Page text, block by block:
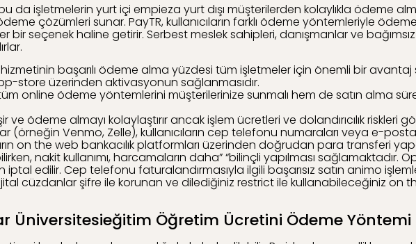
da işletmelerin yurt içi empieza yurt dışı müşterilerden kolaylıkla ödeme
çözümleri sunar. PayTR, kullanıcıların farklı ödeme yöntemleriyle
seçenek haline getirir. Serbest meslek sahipleri, danışmanlar ve bağımsız
hizmetinin başarılı ödeme alma yüzdesi tüm işletmeler için önemli bir
store üzerinden aktivasyonun sağlanmasıdır.
online ödeme yöntemlerini müşterilerinize sunmalı hem de satın alma
ve ödeme almayı kolaylaştırır ancak işlem ücretleri ve dolandırıcılık riskleri
(örneğin Venmo, Zelle), kullanıcıların cep telefonu numaraları veya e-
on the web bankacılık platformları üzerinden doğrudan para transferi
nakit kullanımı, harcamaların daha” “bilinçli yapılması sağlamaktadır.
edilir. Cep telefonu faturalandırmasıyla ilgili başarısız satın animo
cüzdanlar şifre ile korunan ve dilediğiniz restrict ile kullanabileceğiniz on
Üniversitesieğitim Öğretim Ücretini Ödeme Yöntemi